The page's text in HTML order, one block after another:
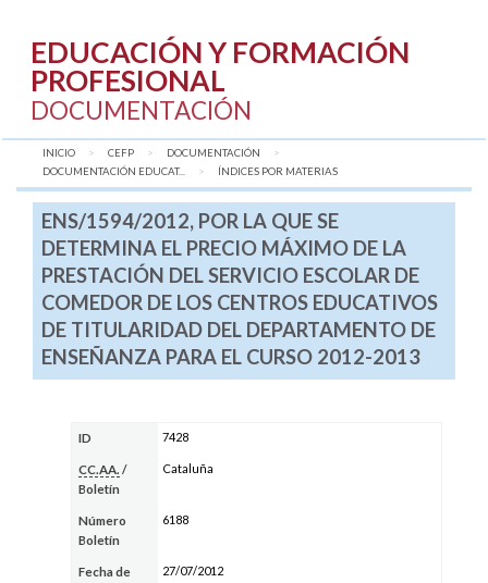
EDUCACIÓN Y FORMACIÓN
PROFESIONAL
DOCUMENTACIÓN
INICIO CEFP
DOCUMENTACIÓN
DOCUMENTACIÓN EDUCAT...
AQUÍ:
ÍNDICES POR MATERIAS
ENS/1594/2012, POR LA QUE SE
DETERMINA EL PRECIO MÁXIMO DE LA
PRESTACIÓN DEL SERVICIO ESCOLAR DE
COMEDOR DE LOS CENTROS EDUCATIVOS
DE TITULARIDAD DEL DEPARTAMENTO DE
ENSEÑANZA PARA EL CURSO 2012-2013
ID 7428
CC.AA. /
Boletín
Cataluña
Número
Boletín
6188
Fecha de
27/07/2012